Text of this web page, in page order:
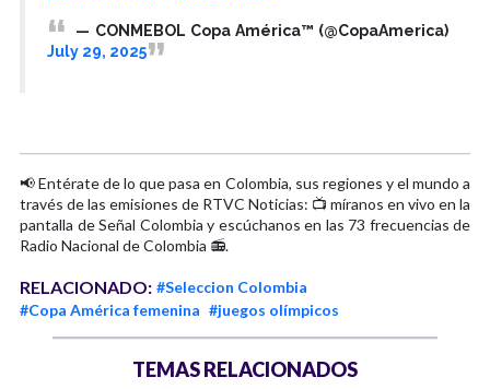
— CONMEBOL Copa América™️ (@CopaAmerica)
July 29, 2025
📢 Entérate de lo que pasa en Colombia, sus regiones y el mundo a
través de las emisiones de RTVC Noticias: 📺 míranos en vivo en la
pantalla de Señal Colombia y escúchanos en las 73 frecuencias de
Radio Nacional de Colombia 📻.
RELACIONADO: #Seleccion Colombia
#Copa América femenina #juegos olímpicos
TEMAS RELACIONADOS